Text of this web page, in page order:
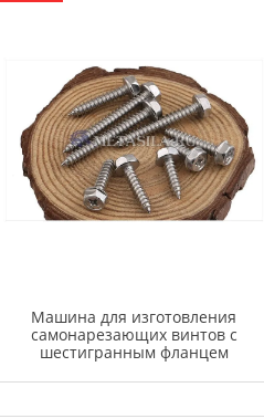
Машина для изготовления
самонарезающих винтов с
шестигранным фланцем